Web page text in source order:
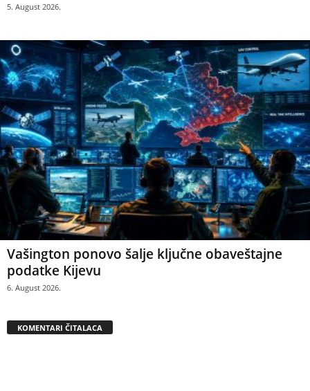
5. August 2026.
Vašington ponovo šalje ključne obaveštajne
podatke Kijevu
6. August 2026.
KOMENTARI ČITALACA